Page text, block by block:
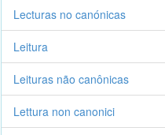
Lecturas no canónicas
Leitura
Leituras não canônicas
Lettura non canonici